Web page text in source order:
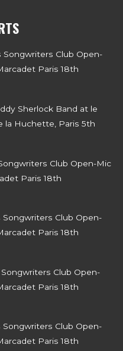
Songwriters Club Open-
Paris 18th
Sherlock Band at le
la Huchette, Paris 5th
Club Open-Mic
Paris 18th
Club Open-
Paris 18th
Club Open-
Paris 18th
Club Open-
Paris 18th